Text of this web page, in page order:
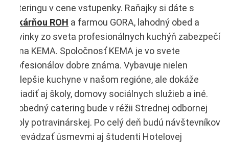
cateringu v cene vstupenky. Raňajky si dáte s
pekárňou ROH a farmou GORA, lahodný obed a
novinky zo sveta profesionálnych kuchýň zabezpečí
firma KEMA. Spoločnosť KEMA je vo svete
profesionálov dobre známa. Vybavuje nielen
najlepšie kuchyne v našom regióne, ale dokáže
zariadiť aj školy, domovy sociálnych služieb a iné.
Poobedný catering bude v réžii Strednej odbornej
školy potravinárskej. Po celý deň budú návštevníkov
sprevádzať úsmevmi aj študenti Hotelovej